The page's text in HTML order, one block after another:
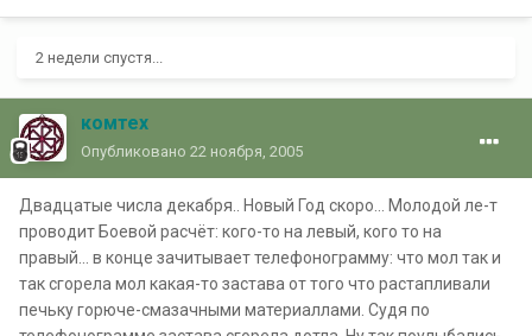
2 недели спустя...
комтех
Опубликовано 22 ноября, 2005
Двадцатые числа декабря.. Новый Год скоро... Молодой ле-т
проводит Боевой расчёт: кого-то на левый, кого то на
правый... в конце зачитывает телефонограмму: что мол так и
так сгорела мол какая-то застава от того что растапливали
печьку горюче-смазачными материаллами. Судя по